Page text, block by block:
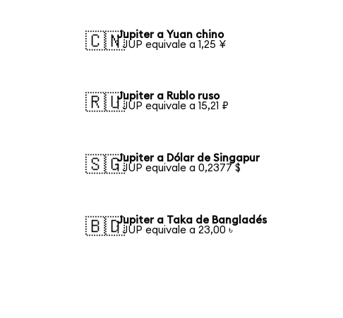
🇨🇳Jupiter a Yuan chino
1 JUP equivale a 1,25 ¥
🇷🇺Jupiter a Rublo ruso
1 JUP equivale a 15,21 ₽
🇸🇬Jupiter a Dólar de Singapur
1 JUP equivale a 0,2377 $
🇧🇩Jupiter a Taka de Bangladés
1 JUP equivale a 23,00 ৳